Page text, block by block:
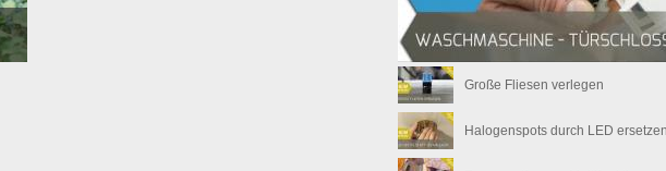
Große Fliesen verlegen
Halogenspots durch LED ersetzen